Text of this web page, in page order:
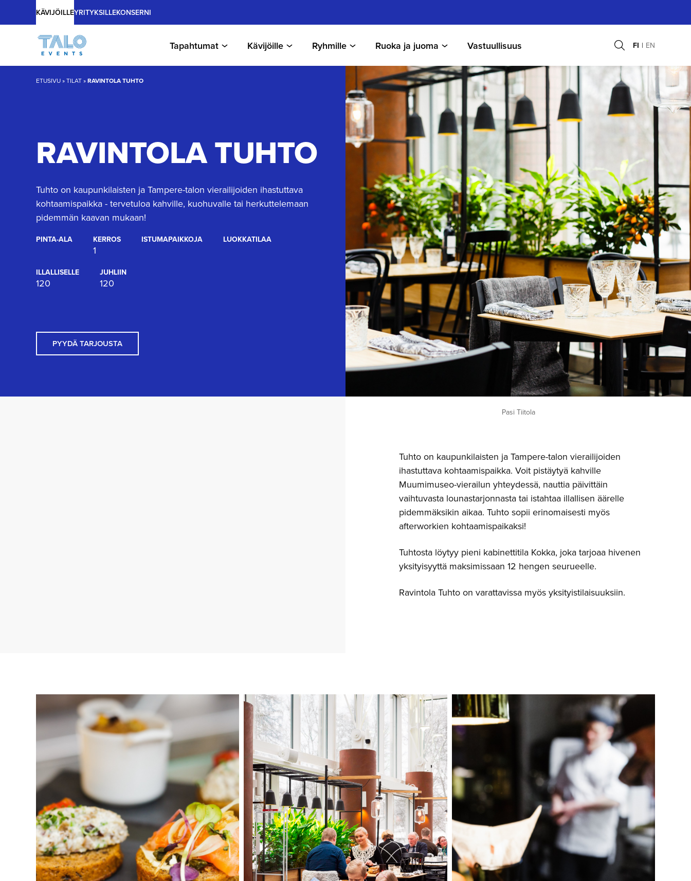
Main
KÄVIJÖILLE
Tapahtumat Kävijöille Ryhmille Ruoka ja juoma Vastuullisuus
YRITYKSILLEKONSERNI
FI EN
ETUSIVU»TILAT»RAVINTOLA TUHTO
RAVINTOLA TUHTO
Tuhto on kaupunkilaisten ja Tampere-talon vierailijoiden ihastuttava
kohtaamispaikka - tervetuloa kahville, kuohuvalle tai herkuttelemaan
pidemmän kaavan mukaan!
PINTA-ALA KERROS
1
ISTUMAPAIKKOJA LUOKKATILAA
ILLALLISELLE
120
JUHLIIN
120
PYYDÄ TARJOUSTA
Pasi Tiitola
Tuhto on kaupunkilaisten ja Tampere-talon vierailijoiden
ihastuttava kohtaamispaikka. Voit pistäytyä kahville
Muumimuseo-vierailun yhteydessä, nauttia päivittäin
vaihtuvasta lounastarjonnasta tai istahtaa illallisen äärelle
pidemmäksikin aikaa. Tuhto sopii erinomaisesti myös
afterworkien kohtaamispaikaksi!
Tuhtosta löytyy pieni kabinettitila Kokka, joka tarjoaa hivenen
yksityisyyttä maksimissaan 12 hengen seurueelle.
Ravintola Tuhto on varattavissa myös yksityistilaisuuksiin.